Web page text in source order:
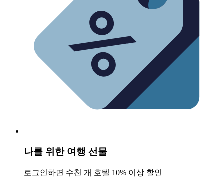
나를 위한 여행 선물
로그인하면 수천 개 호텔 10% 이상 할인